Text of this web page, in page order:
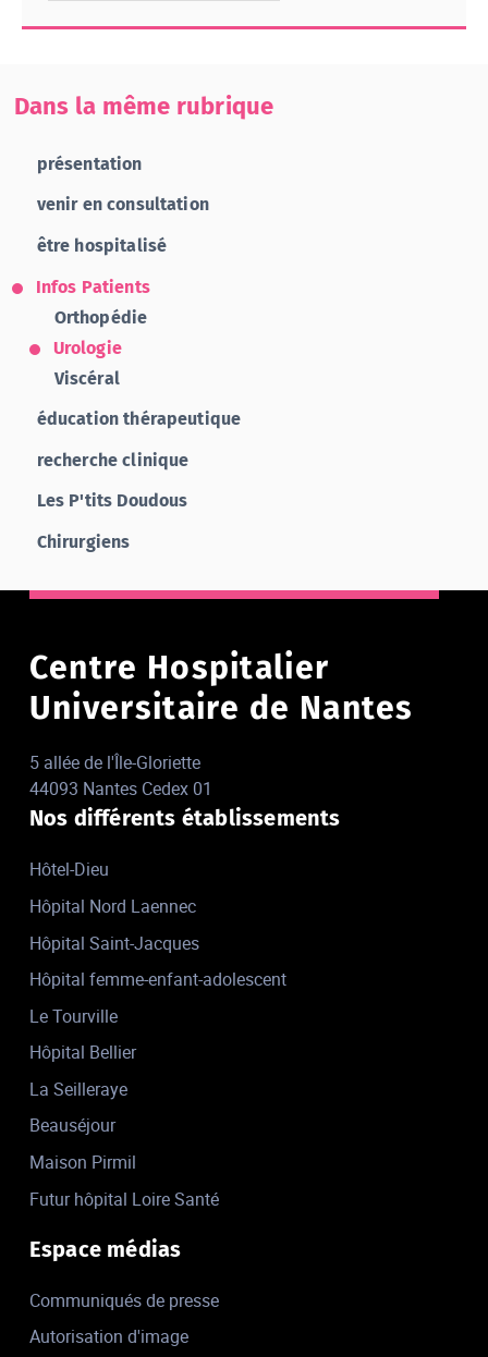
Dans la même rubrique
présentation
venir en consultation
être hospitalisé
Infos Patients
Orthopédie
Urologie
Viscéral
éducation thérapeutique
recherche clinique
Les P'tits Doudous
Chirurgiens
Centre Hospitalier
Universitaire de Nantes
5 allée de l'Île-Gloriette
44093 Nantes Cedex 01
Nos différents établissements
Hôtel-Dieu
Hôpital Nord Laennec
Hôpital Saint-Jacques
Hôpital femme-enfant-adolescent
Le Tourville
Hôpital Bellier
La Seilleraye
Beauséjour
Maison Pirmil
Futur hôpital Loire Santé
Espace médias
Communiqués de presse
Autorisation d'image